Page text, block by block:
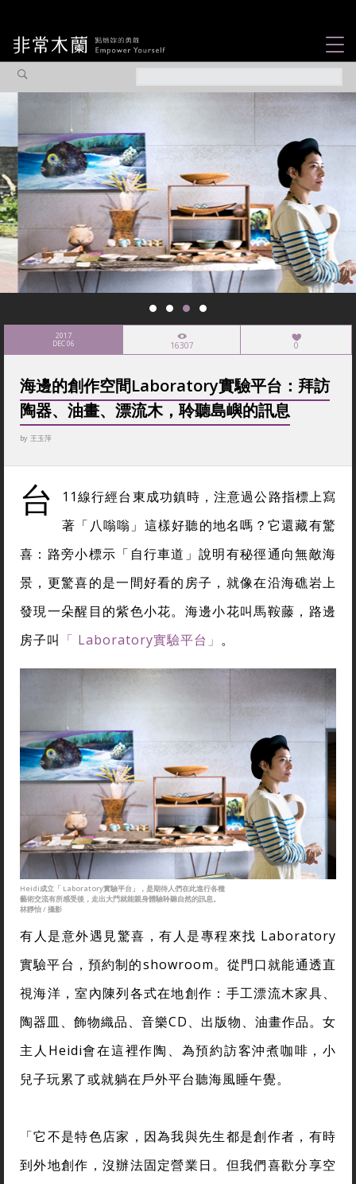
認識我們
2017
DEC 06 16307 0
海邊的創作空間Laboratory實驗平台：拜訪
陶器、油畫、漂流木，聆聽島嶼的訊息
by 王玉萍
台
11線行經台東成功鎮時，注意過公路指標上寫
著「八嗡嗡」這樣好聽的地名嗎？它還藏有驚
喜：路旁小標示「自行車道」說明有秘徑通向無敵海
景，更驚喜的是一間好看的房子，就像在沿海礁岩上
發現一朵醒目的紫色小花。海邊小花叫馬鞍藤，路邊
房子叫 「 Laboratory實驗平台」 。
Heidi成立「 Laboratory實驗平台」，是期待人們在此進行各種
藝術交流有所感受後，走出大門就能親身體驗聆聽自然的訊息。
林靜怡 / 攝影
有人是意外遇見驚喜，有人是專程來找 Laboratory
實驗平台，預約制的showroom。從門口就能通透直
視海洋，室內陳列各式在地創作：手工漂流木家具、
陶器皿、飾物織品、音樂CD、出版物、油畫作品。女
主人Heidi會在這裡作陶、為預約訪客沖煮咖啡，小
兒子玩累了或就躺在戶外平台聽海風睡午覺。
「它不是特色店家，因為我與先生都是創作者，有時
到外地創作，沒辦法固定營業日。但我們喜歡分享空